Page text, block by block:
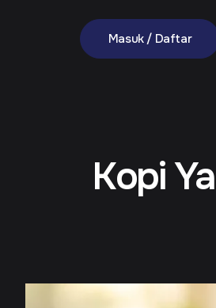
Masuk / Daftar
7 Kopi